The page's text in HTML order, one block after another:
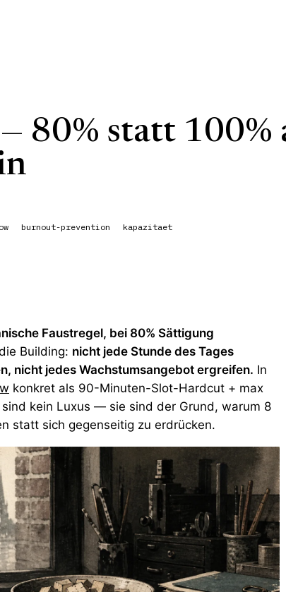
80% statt 100%
burnout-prevention kapazitaet
Faustregel, bei 80% Sättigung
Building: nicht jede Stunde des Tages
nicht jedes Wachstumsangebot ergreifen. In
konkret als 90-Minuten-Slot-Hardcut + max
kein Luxus — sie sind der Grund, warum 8
statt sich gegenseitig zu erdrücken.